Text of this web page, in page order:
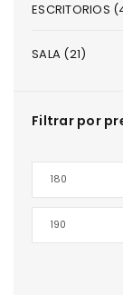
ESCRITORIOS
SALA (21)
Filtrar por